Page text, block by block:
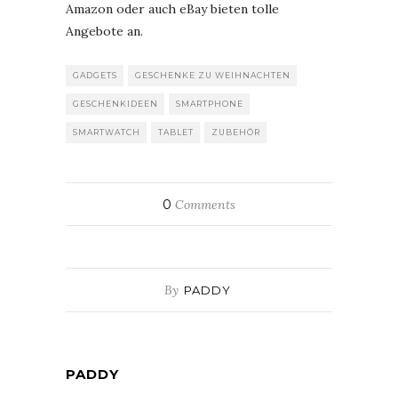
Amazon oder auch eBay bieten tolle
Angebote an.
GADGETS GESCHENKE ZU WEIHNACHTEN
GESCHENKIDEEN SMARTPHONE
SMARTWATCH TABLET ZUBEHÖR
0 Comments
By PADDY
PADDY